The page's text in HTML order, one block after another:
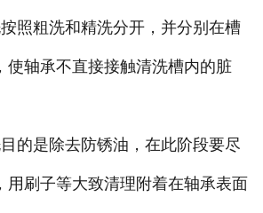
粗洗和精洗分开，并分别在槽
使轴承不直接接触清洗槽内的脏
是除去防锈油，在此阶段要尽
用刷子等大致清理附着在轴承表面